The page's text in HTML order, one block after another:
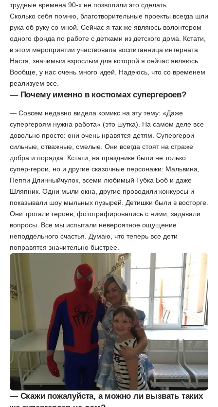
трудные времена 90-х не позволили это сделать.
Сколько себя помню, благотворительные проекты всегда шли
рука об руку со мной. Сейчас я так же являюсь волонтером
одного фонда по работе с детками из детского дома. Кстати,
в этом мероприятии участвовала воспитанница интерната
Настя, значимым взрослым для которой я сейчас являюсь.
Вообще, у нас очень много идей. Надеюсь, что со временем
реализуем все.
— Почему именно в костюмах супергероев?
— Совсем недавно видела комикс на эту тему: «Даже
супергероям нужна работа» (это шутка). На самом деле все
довольно просто: они очень нравятся детям. Супергерои
сильные, отважные, смелые. Они всегда стоят на страже
добра и порядка. Кстати, на празднике были не только
супер-герои, но и другие сказочные персонажи: Мальвина,
Пеппи Длинныйчулок, всеми любимый Губка Боб и даже
Шляпник. Одни мыли окна, другие проводили конкурсы и
показывали шоу мыльных пузырей. Детишки были в восторге.
Они трогали героев, фотографировались с ними, задавали
вопросы. Все мы испытали невероятное ощущение
неподдельного счастья. Думаю, что теперь все дети
поправятся значительно быстрее.
— Скажи пожалуйста, а можно ли вызвать таких